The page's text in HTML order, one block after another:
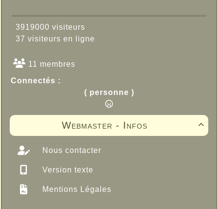
3919000 visiteurs
37 visiteurs en ligne
11 membres
Connectés :
( personne )

Webmaster - Infos
Nous contacter
Version texte
Mentions Légales